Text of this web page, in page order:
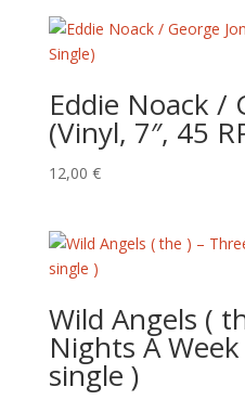
Eddie Noack /
(Vinyl, 7″, 45
12,00 €
Wild Angels (
Nights A
single )